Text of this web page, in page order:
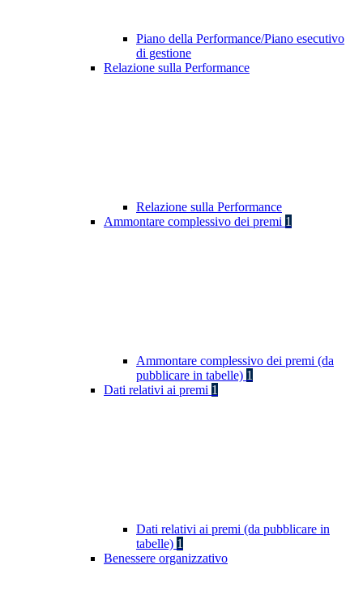
Piano della Performance/Piano esecutivo
di gestione
Relazione sulla Performance
Relazione sulla Performance
Ammontare complessivo dei premi 1
Ammontare complessivo dei premi (da
pubblicare in tabelle) 1
Dati relativi ai premi 1
Dati relativi ai premi (da pubblicare in
tabelle) 1
Benessere organizzativo